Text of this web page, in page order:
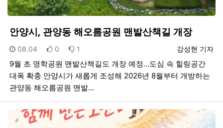
안양시, 관양동 해오름공원 맨발산책길 개장
등록자
강성현 기자
등록일
08.04 추천
0 비추천
1
9월 초 명학공원 맨발산책길도 개장 예정…도심 속 힐링공간
대폭 확충 안양시가 새롭게 조성해 2026년 8월부터 개방하는
관양동 해오름공원 맨발…